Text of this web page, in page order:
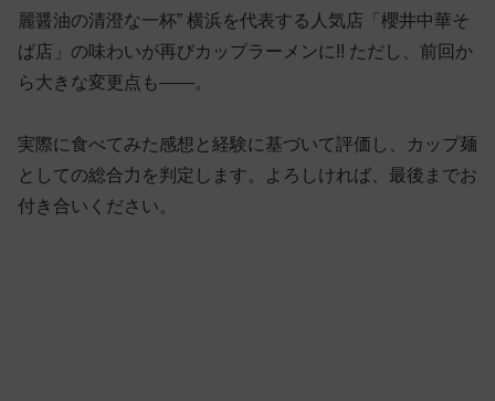
麗醤油の清澄な一杯” 横浜を代表する人気店「櫻井中華そ
ば店」の味わいが再びカップラーメンに!! ただし、前回か
ら大きな変更点も——。
実際に食べてみた感想と経験に基づいて評価し、カップ麺
としての総合力を判定します。よろしければ、最後までお
付き合いください。